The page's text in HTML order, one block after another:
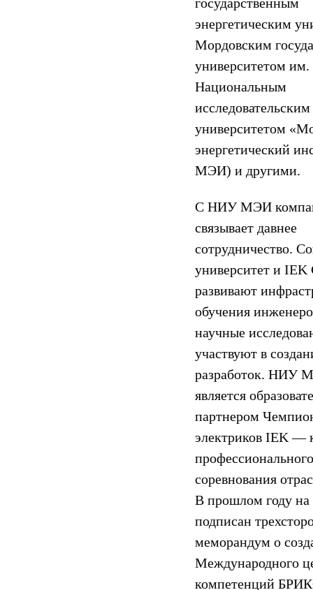
энергетическим
Мордовским
университетом
Национальным
исследовательским
университетом
энергетический
МЭИ) и другими.
С НИУ МЭИ
связывает давнее
сотрудничество.
университет и IEK
развивают
обучения
научные
участвуют в
разработок. НИУ
является
партнером
электриков IEK ―
профессионального
соревнования
В прошлом году на
подписан
меморандум о
Международного
компетенций